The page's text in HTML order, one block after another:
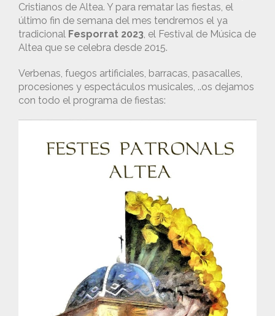
Cristianos de Altea. Y para rematar las fiestas, el
último fin de semana del mes tendremos el ya
tradicional Fesporrat 2023, el Festival de Música de
Altea que se celebra desde 2015.
Verbenas, fuegos artificiales, barracas, pasacalles,
procesiones y espectáculos musicales, ..os dejamos
con todo el programa de fiestas: